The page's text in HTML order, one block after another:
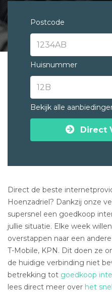
Postcode
Huisnummer
Bekijk alle
Direct
Direct de beste
Hoenzadriel? Dankzij onze
supersnel een goedkoop
jullie situatie. Elke week
overstappen naar een
T-Mobile, KPN. Dit doen ze
de huidige verbinding niet
betrekking tot goedkoop
lees direct meer over het